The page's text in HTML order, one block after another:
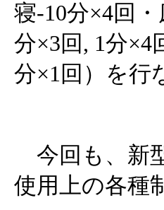
寝-10分×4回
分×3回, 1分×4
分×1回）を行
今回も、新
使用上の各種